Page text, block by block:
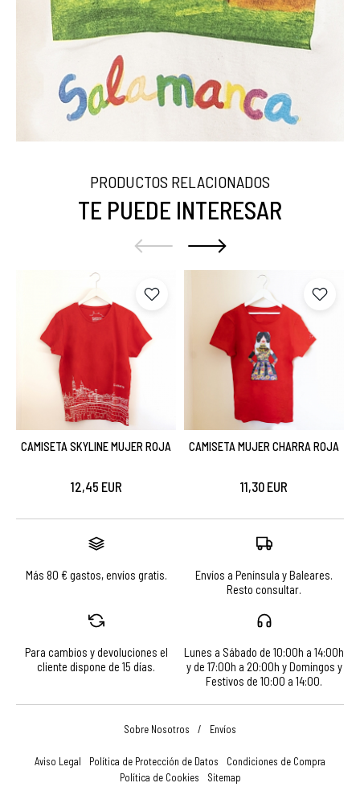
PRODUCTOS RELACIONADOS
TE PUEDE INTERESAR
CAMISETA SKYLINE MUJER ROJA
12,45 EUR
CAMISETA MUJER CHARRA ROJA
11,30 EUR
Más 80 € gastos, envíos gratis.
Envíos a Península y Baleares.
Resto consultar.
Para cambios y devoluciones el
cliente dispone de 15 días.
Lunes a Sábado de 10:00h a 14:00h
y de 17:00h a 20:00h y Domingos y
Festivos de 10:00 a 14:00.
Sobre Nosotros / Envíos
Aviso Legal Política de Protección de Datos
Condiciones de Compra
Política de Cookies
Sitemap